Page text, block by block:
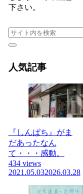
下さい。
人気記事
『しんぱち』がま
だあったなん
て・・・感動。
434 views
2021.05.032026.03.28